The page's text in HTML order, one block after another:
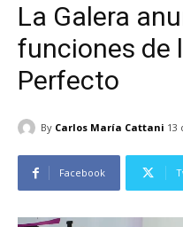
La Galera
funciones de
Perfecto
By Carlos María Cattani 13
Facebook